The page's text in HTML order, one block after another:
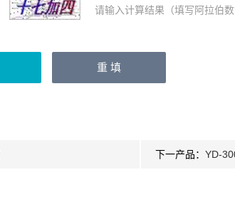
请输入计算结果（填写阿拉伯
下一产品： YD-